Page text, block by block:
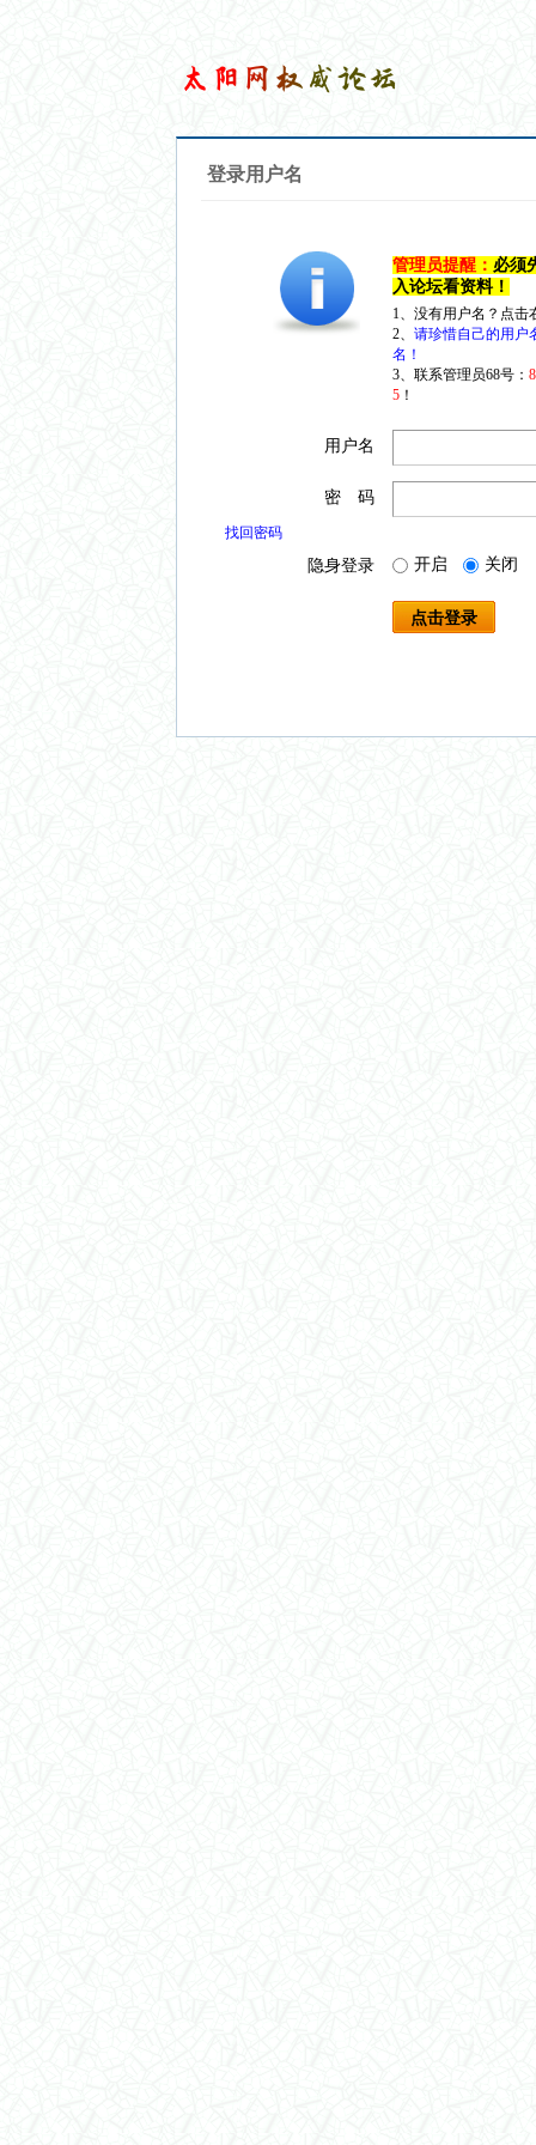
登录用户名
管理员提醒： 必须
入论坛看资料！
1、没有用户名？点
2、 请珍惜自己的用户
名！
3、联系管理员68号：
5 ！
用户名
密 码
找回密码
隐身登录 开启 关闭
点击登录